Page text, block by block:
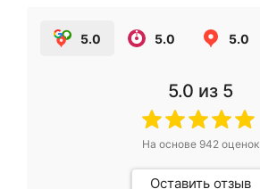
5.0 5.0 5.0
5.0 из 5
На основе 942оценок
Оставить отзыв